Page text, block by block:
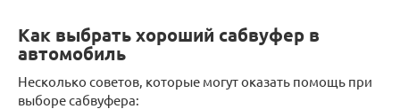
Как выбрать хороший сабвуфер в
автомобиль
Несколько советов, которые могут оказать помощь при
выборе сабвуфера: